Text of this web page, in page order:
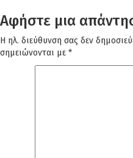
Αφήστε μια
Η ηλ. διεύθυνση σας δεν
σημειώνονται με *